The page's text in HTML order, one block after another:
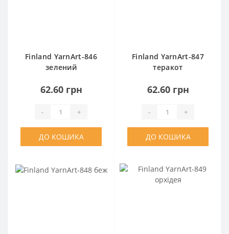
Finland YarnArt-846
зелений
62.60 грн
- +
ДО КОШИКА
Finland YarnArt-847
теракот
62.60 грн
- +
ДО КОШИКА